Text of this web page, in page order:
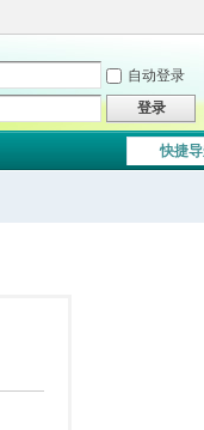
自动登录
登录
快捷